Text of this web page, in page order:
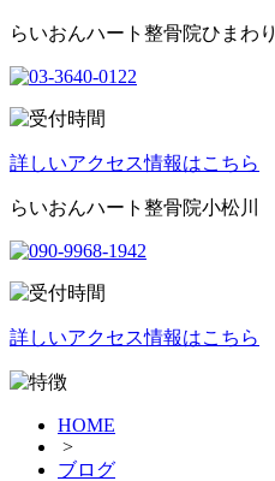
らいおんハート整骨院ひまわり
詳しいアクセス情報はこちら
らいおんハート整骨院小松川
詳しいアクセス情報はこちら
HOME
>
ブログ